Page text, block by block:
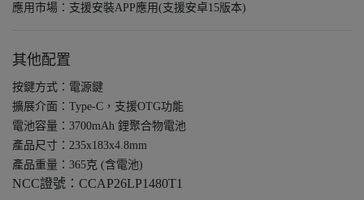
應用市場：支援安裝APP應用(支援安卓15版本)
其他配置
按鍵方式：電源鍵
擴展介面：Type-C，支援OTG功能
電池容量：3700mAh 鋰聚合物電池
產品尺寸：235x183x4.8mm
產品重量：365克 (含電池)
NCC證號：CCAP26LP1480T1